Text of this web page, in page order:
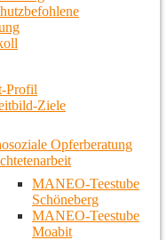
Profil
Ziele
Opferberatung
MANEO-Teestube
Schöneberg
MANEO-Teestube
Moabit